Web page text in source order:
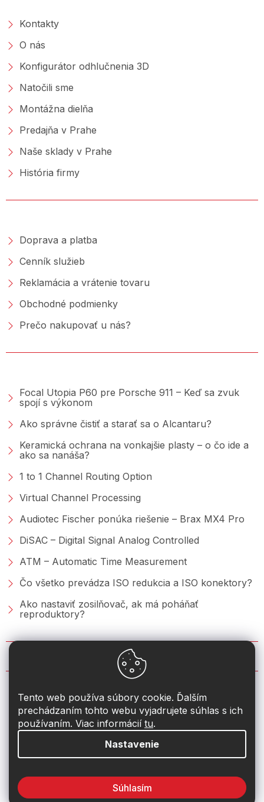
Tento web používa súbory cookie. Ďalším
prechádzaním tohto webu vyjadrujete súhlas s ich
používaním. Viac informácií tu.
Nastavenie
Súhlasím
Kontakty
O nás
Konfigurátor odhlučnenia 3D
Natočili sme
Montážna dielňa
Predajňa v Prahe
Naše sklady v Prahe
História firmy
Doprava a platba
Cenník služieb
Reklamácia a vrátenie tovaru
Obchodné podmienky
Prečo nakupovať u nás?
Focal Utopia P60 pre Porsche 911 – Keď sa zvuk
spojí s výkonom
Ako správne čistiť a starať sa o Alcantaru?
Keramická ochrana na vonkajšie plasty – o čo ide a
ako sa nanáša?
1 to 1 Channel Routing Option
Virtual Channel Processing
Audiotec Fischer ponúka riešenie – Brax MX4 Pro
DiSAC – Digital Signal Analog Controlled
ATM – Automatic Time Measurement
Čo všetko prevádza ISO redukcia a ISO konektory?
Ako nastaviť zosilňovač, ak má poháňať
reproduktory?
KONTAKT
info@2din.sk
+421 222 205 928
Vytvoril Shoptet